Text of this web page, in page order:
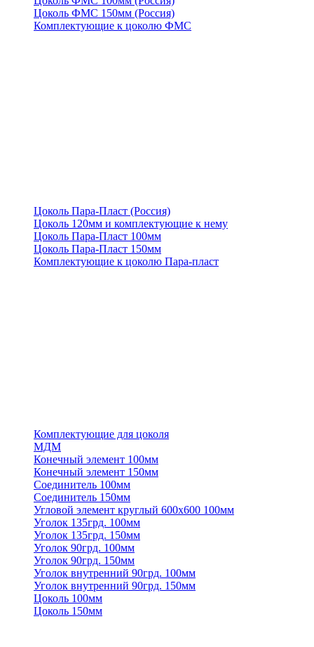
Цоколь ФМС 150мм (Россия)
Комплектующие к цоколю ФМС
Цоколь Пара-Пласт (Россия)
Цоколь 120мм и комплектующие к нему
Цоколь Пара-Пласт 100мм
Цоколь Пара-Пласт 150мм
Комплектующие к цоколю Пара-пласт
Комплектующие для цоколя
МДМ
Конечный элемент 100мм
Конечный элемент 150мм
Соединитель 100мм
Соединитель 150мм
Угловой элемент круглый 600х600 100мм
Уголок 135грд. 100мм
Уголок 135грд. 150мм
Уголок 90грд. 100мм
Уголок 90грд. 150мм
Уголок внутренний 90грд. 100мм
Уголок внутренний 90грд. 150мм
Цоколь 100мм
Цоколь 150мм